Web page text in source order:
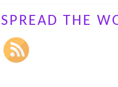
THE